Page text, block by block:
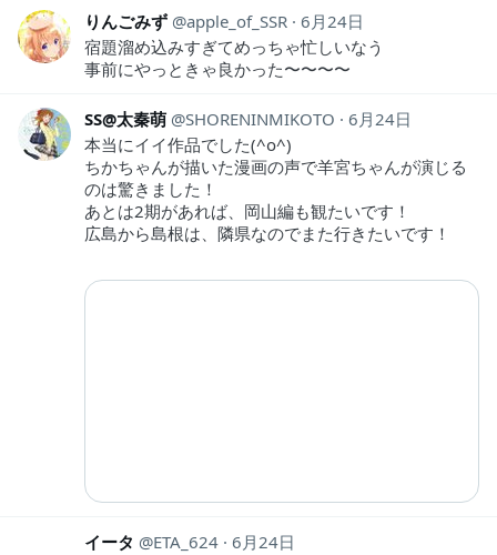
りんごみず apple_of_SSR 6月24日
宿題溜め込みすぎてめっちゃ忙しいなう
事前にやっときゃ良かった〜〜〜〜
SS@太秦萌 SHORENINMIKOTO
6月24日
本当にイイ作品でした(^o^)
ちかちゃんが描いた漫画の声で羊宮ちゃんが演じる
のは驚きました！
あとは2期があれば、岡山編も観たいです！
広島から島根は、隣県なのでまた行きたいです！
イータ ETA_624 6月24日